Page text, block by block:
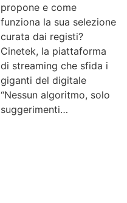
propone e come
funziona la sua selezione
curata dai registi?
Cinetek, la piattaforma
di streaming che sfida i
giganti del digitale
“Nessun algoritmo, solo
suggerimenti…